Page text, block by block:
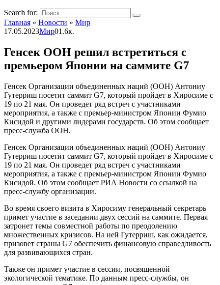
Search for:
Главная » Новости » Мир
17.05.2023Мир01.6к.
Генсек ООН решил встретиться с
премьером Японии на саммите G7
Генсек Организации объединенных наций (ООН) Антониу
Гутерриш посетит саммит G7, который пройдет в Хиросиме с
19 по 21 мая. Он проведет ряд встреч с участниками
мероприятия, а также с премьер-министром Японии Фумио
Кисидой и другими лидерами государств. Об этом сообщает
пресс-служба ООН.
Генсек Организации объединенных наций (ООН) Антониу
Гутерриш посетит саммит G7, который пройдет в Хиросиме с
19 по 21 мая. Он проведет ряд встреч с участниками
мероприятия, а также с премьер-министром Японии Фумио
Кисидой. Об этом сообщает РИА Новости со ссылкой на
пресс-службу организации.
Во время своего визита в Хиросиму генеральный секретарь
примет участие в заседании двух сессий на саммите. Первая
затронет темы совместной работы по преодолению
множественных кризисов. На ней Гутерриш, как ожидается,
призовет страны G7 обеспечить финансовую справедливость
для развивающихся стран.
Также он примет участие в сессии, посвященной
экологической тематике. По данным пресс-службы, он